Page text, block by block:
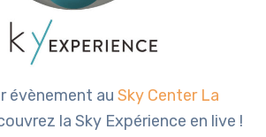
évènement auSky Center La
la Sky Expérience en live !